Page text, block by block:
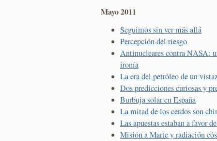
Mayo 2011
Seguimos sin ver más allá
Percepción del riesgo
Antinucleares contra NASA:
ironía
La era del petróleo de un
Dos predicciones curiosas y
Burbuja solar en España
La mitad de los cerdos son
Las apuestas estaban a favor
Misión a Marte y radiación